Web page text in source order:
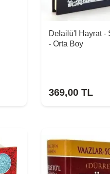
Delailü'l Hayrat -
- Orta Boy
369,00 TL